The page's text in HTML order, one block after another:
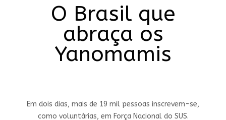
O Brasil que
abraça os
Yanomamis
Em dois dias, mais de 19 mil pessoas inscrevem-se,
como voluntárias, em Força Nacional do SUS.